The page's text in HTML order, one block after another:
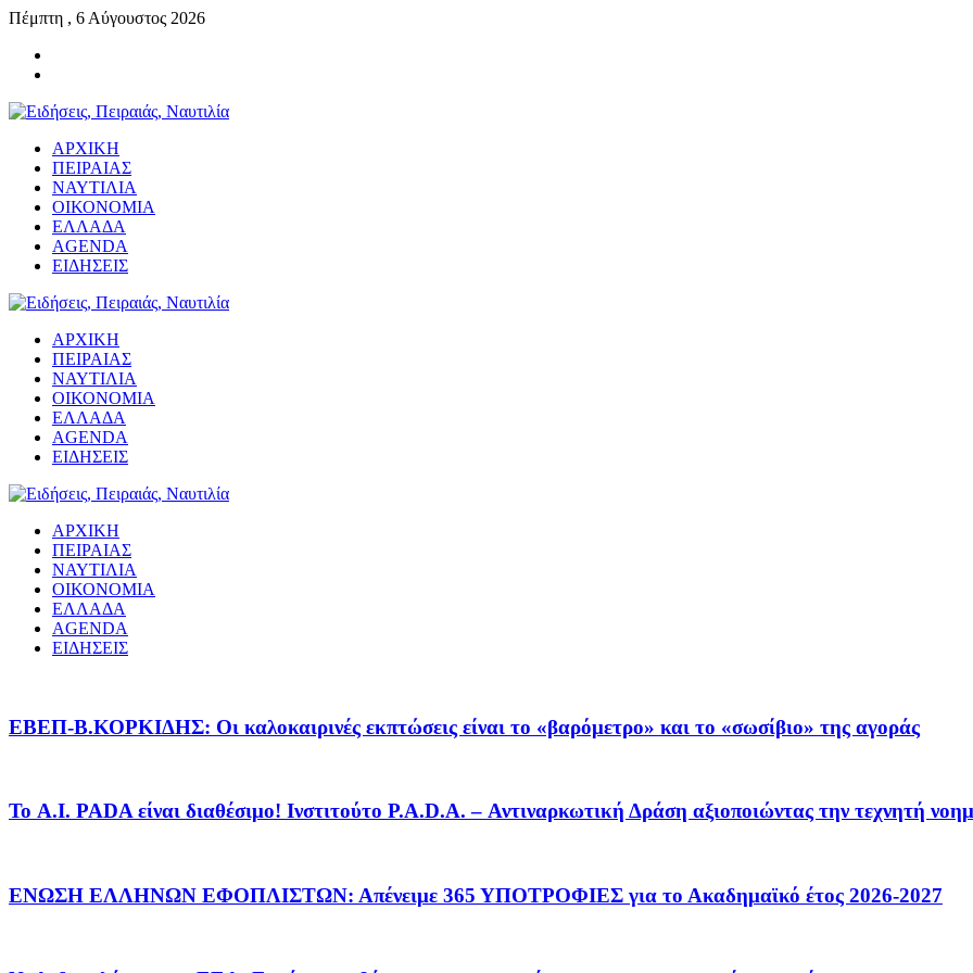
Πέμπτη , 6 Αύγουστος 2026
ΑΡΧΙΚΗ
ΠΕΙΡΑΙΑΣ
ΝΑΥΤΙΛΙΑ
ΟΙΚΟΝΟΜΙΑ
ΕΛΛΑΔΑ
AGENDA
ΕΙΔΗΣΕΙΣ
ΑΡΧΙΚΗ
ΠΕΙΡΑΙΑΣ
ΝΑΥΤΙΛΙΑ
ΟΙΚΟΝΟΜΙΑ
ΕΛΛΑΔΑ
AGENDA
ΕΙΔΗΣΕΙΣ
ΑΡΧΙΚΗ
ΠΕΙΡΑΙΑΣ
ΝΑΥΤΙΛΙΑ
ΟΙΚΟΝΟΜΙΑ
ΕΛΛΑΔΑ
AGENDA
ΕΙΔΗΣΕΙΣ
EΒΕΠ-Β.ΚΟΡΚΙΔΗΣ: Οι καλοκαιρινές εκπτώσεις είναι το «βαρόμετρο» και το «σωσίβιο» της αγοράς
Το A.I. PADA είναι διαθέσιμο! Ινστιτούτο P.A.D.A. – Αντιναρκωτική Δράση αξιοποιώντας την τεχνητή
ΕΝΩΣΗ ΕΛΛΗΝΩΝ ΕΦΟΠΛΙΣΤΩΝ: Απένειμε 365 ΥΠΟΤΡΟΦΙΕΣ για το Ακαδημαϊκό έτος 2026-2027